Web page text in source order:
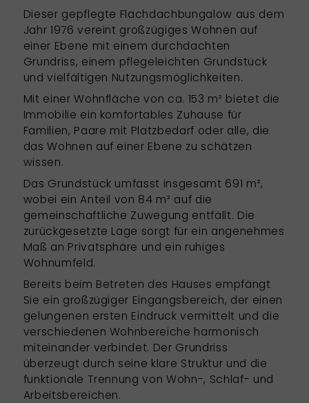
Dieser gepflegte Flachdachbungalow aus dem
Jahr 1976 vereint großzügiges Wohnen auf
einer Ebene mit einem durchdachten
Grundriss, einem pflegeleichten Grundstück
und vielfältigen Nutzungsmöglichkeiten.
Mit einer Wohnfläche von ca. 153 m² bietet die
Immobilie ein komfortables Zuhause für
Familien, Paare mit Platzbedarf oder alle, die
das Wohnen auf einer Ebene zu schätzen
wissen.
Das Grundstück umfasst insgesamt 691 m²,
wobei ein Anteil von 84 m² auf die
gemeinschaftliche Zuwegung entfällt. Die
zurückgesetzte Lage sorgt für ein angenehmes
Maß an Privatsphäre und ein ruhiges
Wohnumfeld.
Bereits beim Betreten des Hauses empfängt
Sie ein großzügiger Eingangsbereich, der einen
gelungenen ersten Eindruck vermittelt und die
verschiedenen Wohnbereiche harmonisch
miteinander verbindet. Der Grundriss
überzeugt durch seine klare Struktur und die
funktionale Trennung von Wohn-, Schlaf- und
Arbeitsbereichen.